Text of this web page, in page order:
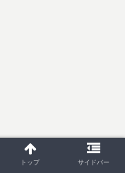
トップ サイドバー